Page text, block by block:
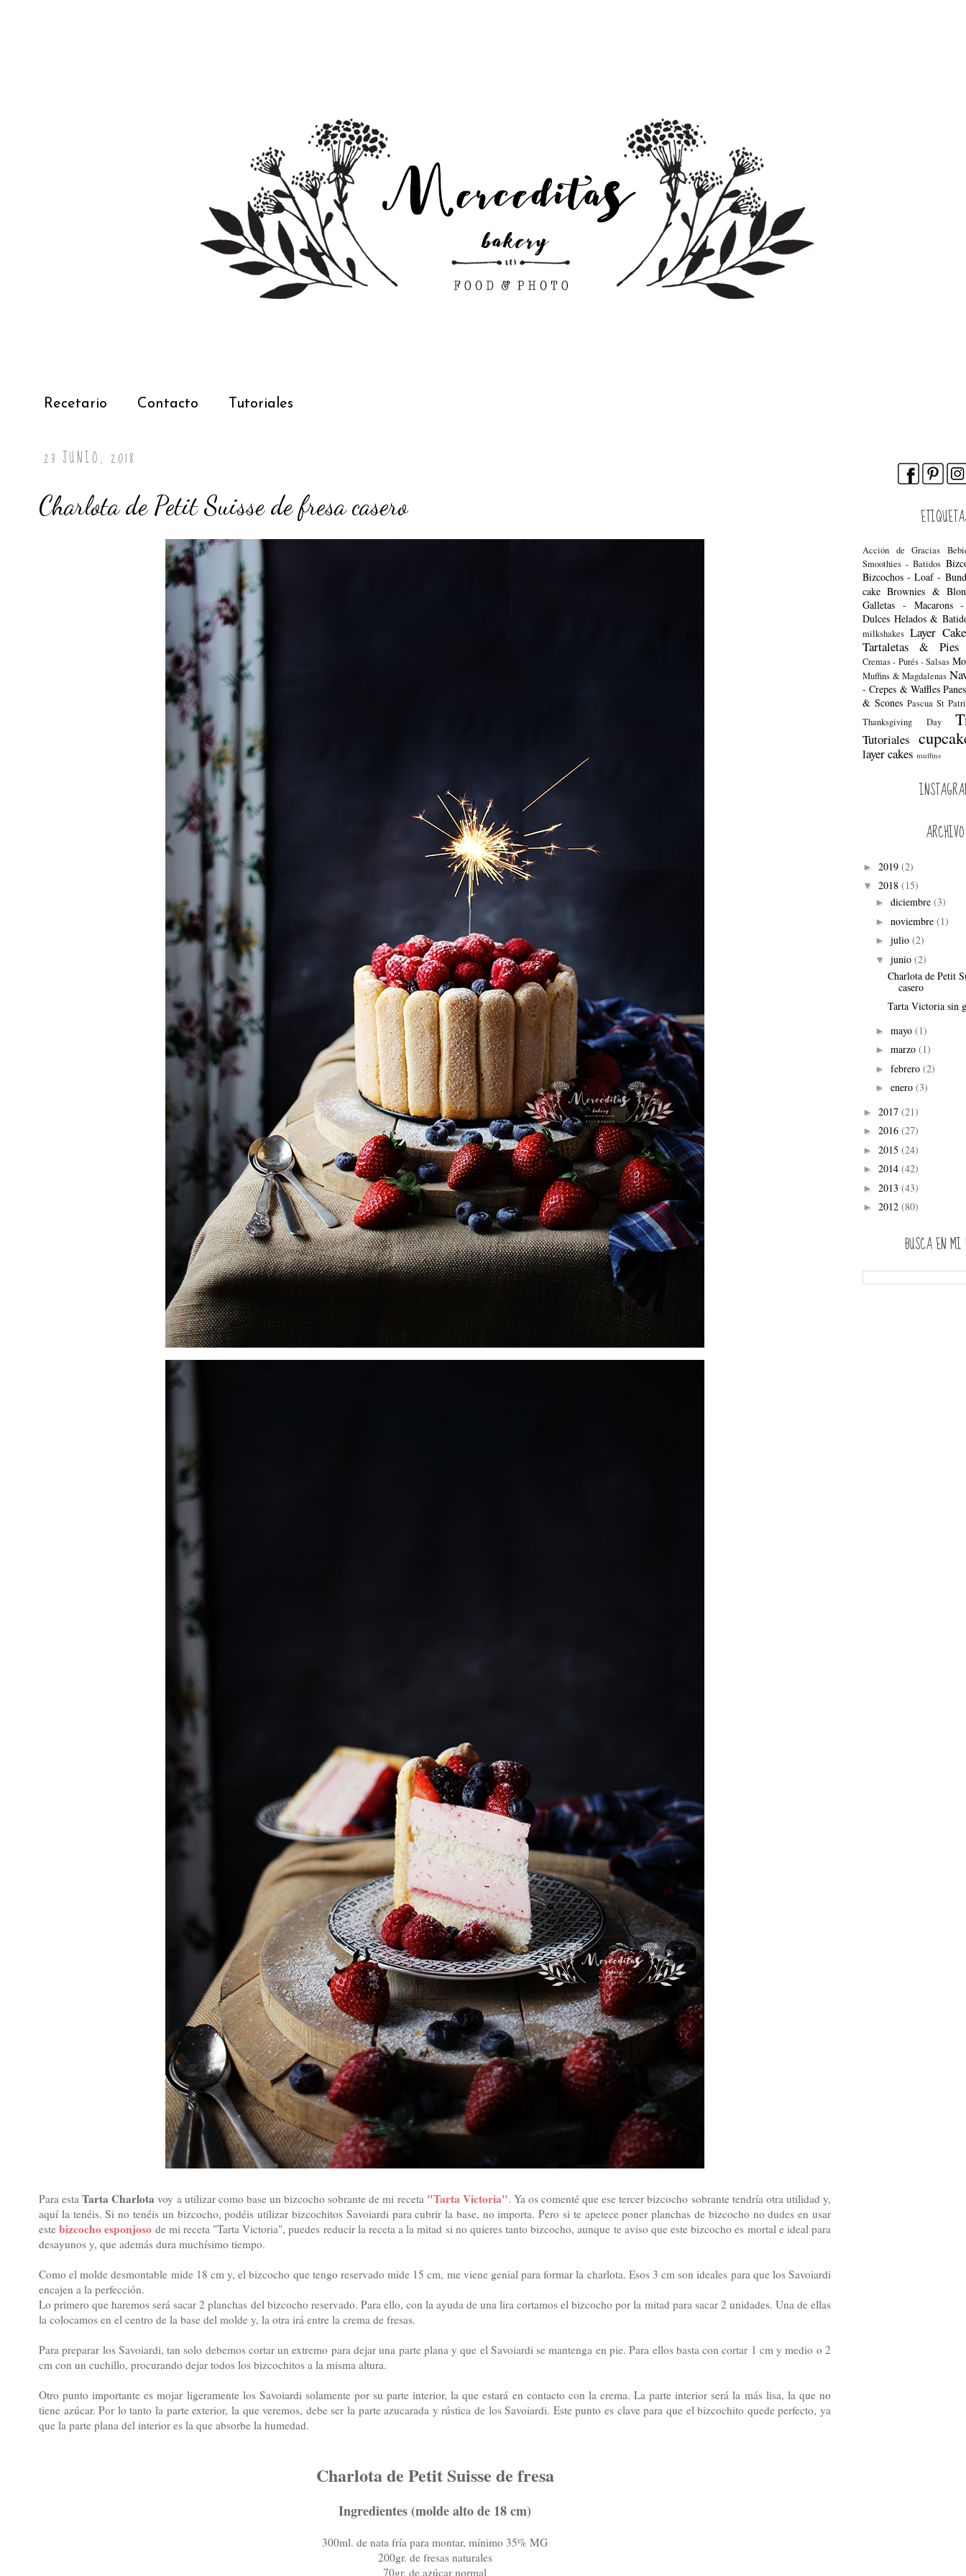
Recetario Contacto Tutoriales
23 JUNIO, 2018
Charlota de Petit Suisse de fresa casero
Para estaTarta Charlota voy a utilizar como base un bizcocho sobrante de mi receta "Tarta Victoria". Ya os comenté que ese tercer bizcocho sobrante tendría otra utilidad y,
aquí la tenéis. Si no tenéis un bizcocho, podéis utilizar bizcochitos Savoiardi para cubrir la base, no importa. Pero si te apetece poner planchas de bizcocho no dudes en usar
estebizcocho esponjoso de mi receta "Tarta Victoria", puedes reducir la receta a la mitad si no quieres tanto bizcocho, aunque te aviso que este bizcocho es mortal e ideal para
desayunos y, que además dura muchísimo tiempo.
Como el molde desmontable mide 18 cm y, el bizcocho que tengo reservado mide 15 cm, me viene genial para formar la charlota. Esos 3 cm son ideales para que los Savoiardi
encajen a la perfección.
Lo primero que haremos será sacar 2 planchas del bizcocho reservado. Para ello, con la ayuda de una lira cortamos el bizcocho por la mitad para sacar 2 unidades. Una de ellas
la colocamos en el centro de la base del molde y, la otra irá entre la crema de fresas.
Para preparar los Savoiardi, tan solo debemos cortar un extremo para dejar una parte plana y que el Savoiardi se mantenga en pie. Para ellos basta con cortar 1 cm y medio o 2
cm con un cuchillo, procurando dejar todos los bizcochitos a la misma altura.
Otro punto importante es mojar ligeramente los Savoiardi solamente por su parte interior, la que estará en contacto con la crema. La parte interior será la más lisa, la que no
tiene azúcar. Por lo tanto la parte exterior, la que veremos, debe ser la parte azucarada y rústica de los Savoiardi. Este punto es clave para que el bizcochito quede perfecto, ya
que la parte plana del interior es la que absorbe la humedad.
Charlota de Petit Suisse de fresa
Ingredientes (molde alto de 18 cm)
300ml. de nata fría para montar, mínimo 35% MG
200gr. de fresas naturales
70gr. de azúcar normal
Acción de Gracias
Smoothies - Batidos
Bizcochos - Loaf -
cake Brownies &
Galletas - Macarons
Dulces Helados &
milkshakes Layer
Tartaletas & Pies
Cremas - Purés - Salsas
Muffins & Magdalenas
- Crepes & Waffles Panes
& Scones Pascua St
Thanksgiving Day
Tutoriales
layer cakes muffins
ARCHIVO
► 2019 (2)
▼ 2018 (15)
► diciembre (3)
► noviembre (1)
► julio (2)
▼ junio (2)
Charlota de Petit
casero
Tarta Victoria sin
► mayo (1)
► marzo (1)
► febrero (2)
► enero (3)
► 2017 (21)
► 2016 (27)
► 2015 (24)
► 2014 (42)
► 2013 (43)
► 2012 (80)
BUSCA EN MI